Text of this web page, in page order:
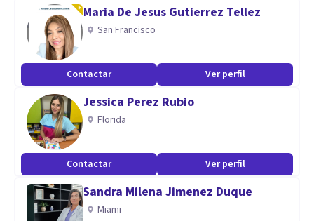
Maria De Jesus Gutierrez Tellez
San Francisco
Contactar Ver perfil
Jessica Perez Rubio
Florida
Contactar Ver perfil
Sandra Milena Jimenez Duque
Miami